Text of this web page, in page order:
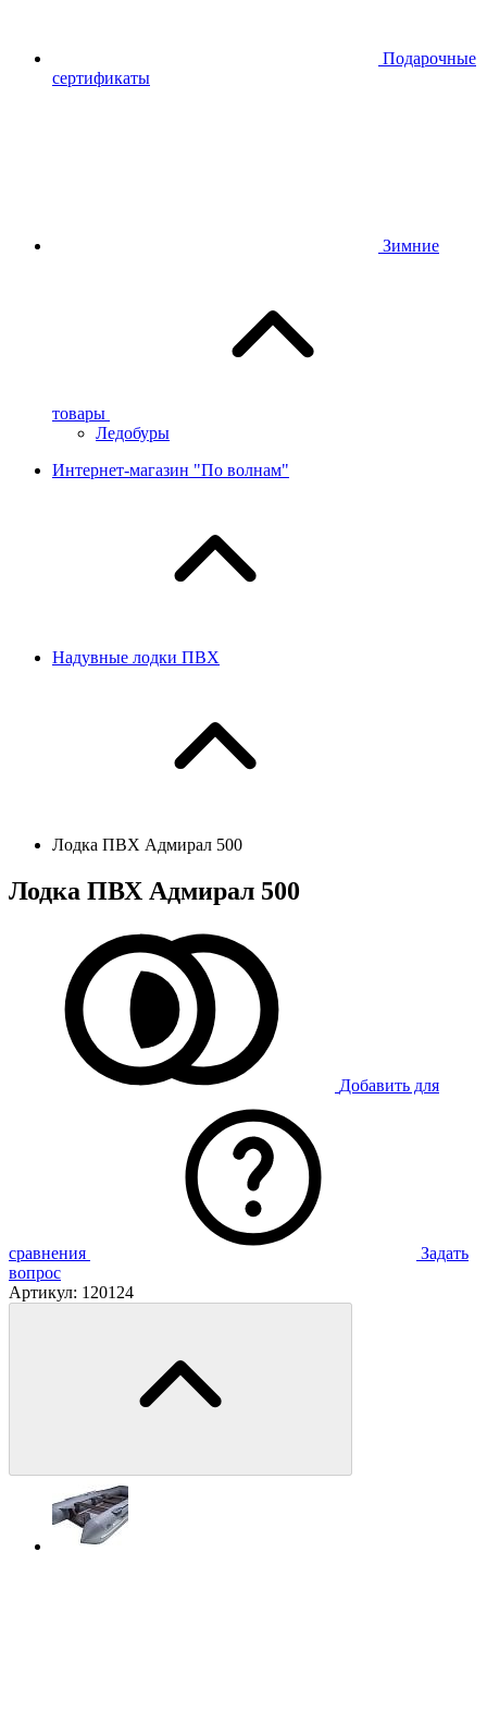
Подарочные
сертификаты
Зимние
товары
Ледобуры
Интернет-магазин "По волнам"
Надувные лодки ПВХ
Лодка ПВХ Адмирал 500
Лодка ПВХ Адмирал 500
Добавить для
сравнения
Задать
вопрос
Артикул: 120124